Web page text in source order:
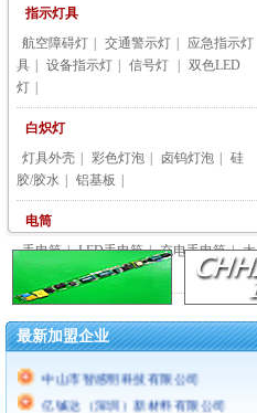
指示灯具
航空障碍灯
交通警示灯
应急指示灯
具
设备指示灯 信号灯
双色LED
灯
白炽灯
灯具外壳
彩色灯泡 卤钨灯泡
硅
胶/胶水
铝基板
电筒
手电筒 | LED手电筒 | 充电手电筒 | 太
阳能手电筒 |
最新加盟企业
河北丹韩自动化科技有限公司
长沙万可电气成套设备有限公司
河北丹韩自动化科技有限公司
中山市智感明科技有限公司
亿铖达（深圳）新材料有限公司